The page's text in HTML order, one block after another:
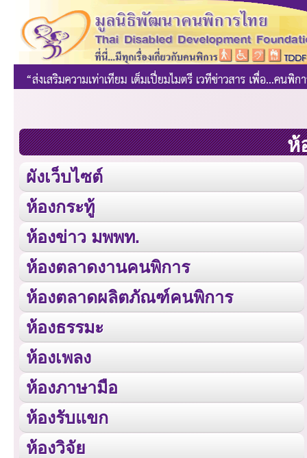
ห้
ผังเว็บไซต์
ห้องกระทู้
ห้องข่าว มพพท.
ห้องตลาดงานคนพิการ
ห้องตลาดผลิตภัณฑ์คนพิการ
ห้องธรรมะ
ห้องเพลง
ห้องภาษามือ
ห้องรับแขก
ห้องวิจัย